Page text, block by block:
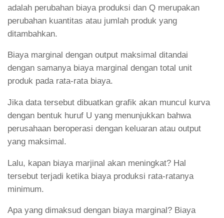
adalah perubahan biaya produksi dan Q merupakan
perubahan kuantitas atau jumlah produk yang
ditambahkan.
Biaya marginal dengan output maksimal ditandai
dengan samanya biaya marginal dengan total unit
produk pada rata-rata biaya.
Jika data tersebut dibuatkan grafik akan muncul kurva
dengan bentuk huruf U yang menunjukkan bahwa
perusahaan beroperasi dengan keluaran atau output
yang maksimal.
Lalu, kapan biaya marjinal akan meningkat? Hal
tersebut terjadi ketika biaya produksi rata-ratanya
minimum.
Apa yang dimaksud dengan biaya marginal? Biaya